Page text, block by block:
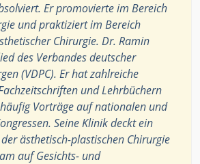
Er promovierte im Bereich
und praktiziert im Bereich
Chirurgie. Dr. Ramin
des Verbandes deutscher
(VDPC). Er hat zahlreiche
und Lehrbüchern
Vorträge auf nationalen und
Seine Klinik deckt ein
ästhetisch-plastischen Chirurgie
auf Gesichts- und